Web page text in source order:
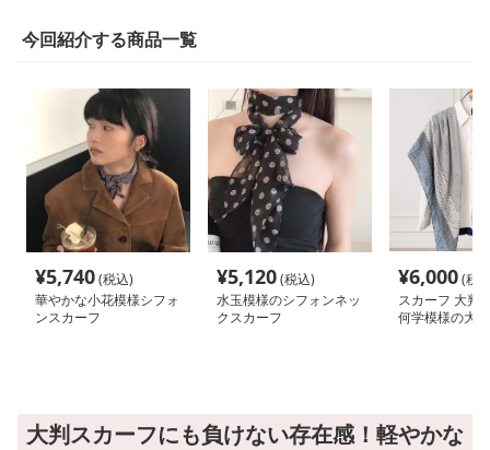
今回紹介する商品一覧
¥5,740(税込)
華やかな小花模様シフォ
ンスカーフ
¥5,120(税込)
水玉模様のシフォンネッ
クスカーフ
¥6,000(税
スカーフ 大判
何学模様の大
大判スカーフにも負けない存在感！軽やかな